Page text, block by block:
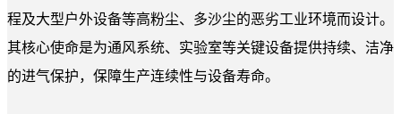
程及大型户外设备等高粉尘、多沙尘的恶劣工业环境而设计。
其核心使命是为通风系统、实验室等关键设备提供持续、洁净
的进气保护，保障生产连续性与设备寿命。